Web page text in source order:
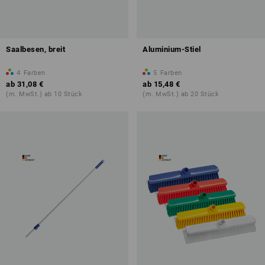
Saalbesen, breit
4 Farben
ab 31,08 €
(m. MwSt.) ab 10 Stück
Aluminium-Stiel
5 Farben
ab 15,48 €
(m. MwSt.) ab 20 Stück